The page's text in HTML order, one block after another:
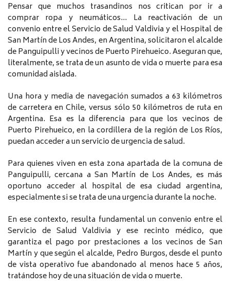
Pensar que muchos trasandinos nos critican por ir a
comprar ropa y neumáticos… La reactivación de un
convenio entre el Servicio de Salud Valdivia y el Hospital de
San Martín de Los Andes, en Argentina, solicitaron el alcalde
de Panguipulli y vecinos de Puerto Pirehueico. Aseguran que,
literalmente, se trata de un asunto de vida o muerte para esa
comunidad aislada.
Una hora y media de navegación sumados a 63 kilómetros
de carretera en Chile, versus sólo 50 kilómetros de ruta en
Argentina. Esa es la diferencia para que los vecinos de
Puerto Pirehueico, en la cordillera de la región de Los Ríos,
puedan acceder a un servicio de urgencia de salud.
Para quienes viven en esta zona apartada de la comuna de
Panguipulli, cercana a San Martín de Los Andes, es más
oportuno acceder al hospital de esa ciudad argentina,
especialmente si se trata de una urgencia durante la noche.
En ese contexto, resulta fundamental un convenio entre el
Servicio de Salud Valdivia y ese recinto médico, que
garantiza el pago por prestaciones a los vecinos de San
Martín y que según el alcalde, Pedro Burgos, desde el punto
de vista operativo fue abandonado al menos hace 5 años,
tratándose hoy de una situación de vida o muerte.